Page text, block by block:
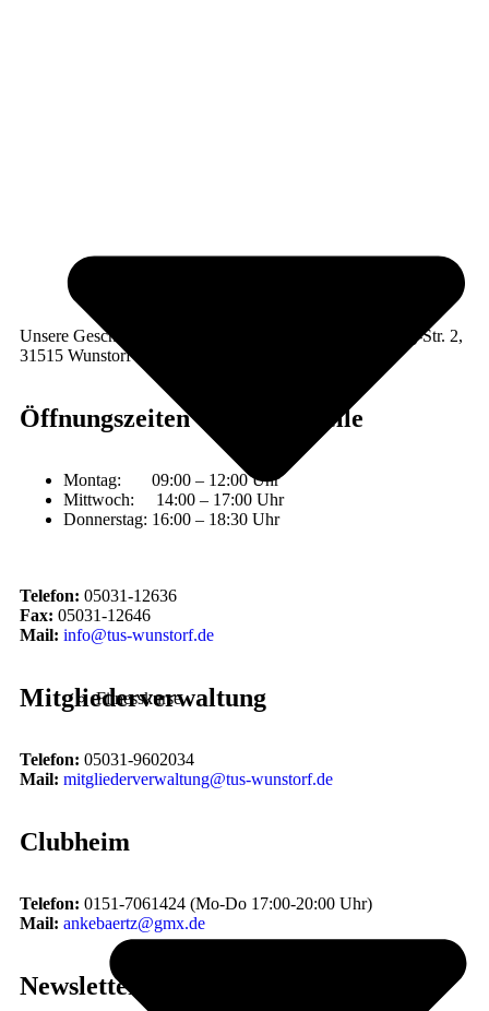
Fitnesskurse
Unsere Geschäftsstelle befindet sich in der Rudolf-Harbig-Str. 2,
31515 Wunstorf
Öffnungszeiten Geschäftsstelle
Montag: 09:00 – 12:00 Uhr
Mittwoch: 14:00 – 17:00 Uhr
Donnerstag: 16:00 – 18:30 Uhr
Telefon: 05031-12636
Fax: 05031-12646
Mail: info@tus-wunstorf.de
Mitgliederverwaltung
Telefon: 05031-9602034
Mail: mitgliederverwaltung@tus-wunstorf.de
Clubheim
Telefon: 0151-7061424 (Mo-Do 17:00-20:00 Uhr)
Mail: ankebaertz@gmx.de
Newsletter